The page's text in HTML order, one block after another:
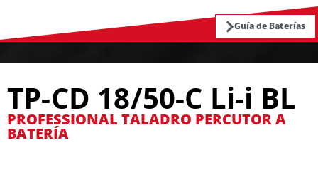
Guía de Baterías
TP-CD 18/50-C Li-i BL
PROFESSIONAL TALADRO PERCUTOR A
BATERÍA